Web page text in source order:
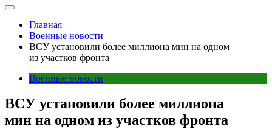
Главная
Военные новости
ВСУ установили более миллиона мин на одном
из участков фронта
Военные новости
ВСУ установили более миллиона
мин на одном из участков фронта